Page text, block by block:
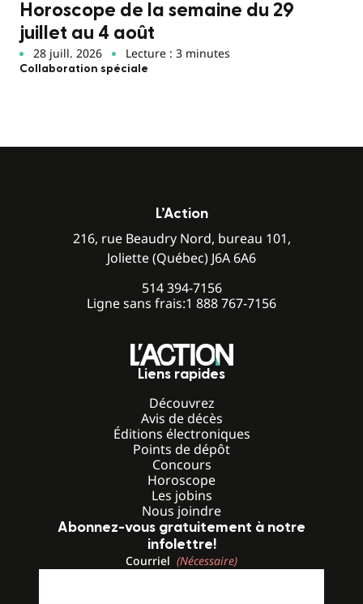
Horoscope de la semaine du 29
juillet au 4 août
28 juill. 2026 Lecture : 3 minutes
Collaboration spéciale
L’Action
216, rue Beaudry Nord, bureau 101,
Joliette (Québec) J6A 6A6
514 394-7156
Ligne sans frais:1 888 767-7156
Liens rapides
Découvrez
Avis de décès
Éditions électroniques
Points de dépôt
Concours
Horoscope
Les jobins
Nous joindre
Abonnez-vous gratuitement à notre
infolettre!
Courriel (Nécessaire)